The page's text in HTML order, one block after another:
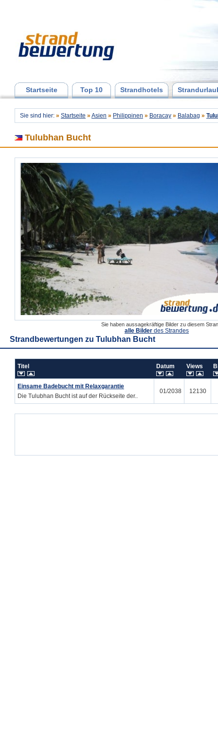
Startseite Top 10 Strandhotels
Sie sind hier: » Startseite » Asien » Philippinen » Boracay » Balabag »
Tulubhan Bucht
Sie haben aussagekräftige Bilder zu diesem
alle Bilder des Strandes
Strandbewertungen zu Tulubhan Bucht
Titel Datum Views
Einsame Badebucht mit Relaxgarantie
Die Tulubhan Bucht ist auf der Rückseite der..
01/2038 12130